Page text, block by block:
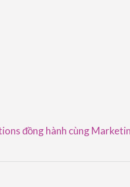
đồng hành cùng